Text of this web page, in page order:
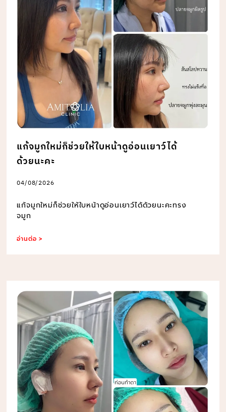
แก้จมูกใหม่ก็ช่วยให้ใบหน้าดูอ่อนเยาว์ได้
ด้วยนะคะ
04/08/2026
แก้จมูกใหม่ก็ช่วยให้ใบหน้าดูอ่อนเยาว์ได้ด้วยนะคะทรง
จมูก
อ่านต่อ >